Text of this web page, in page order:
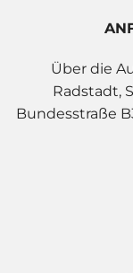
Über die
Radstadt,
Bundesstraße